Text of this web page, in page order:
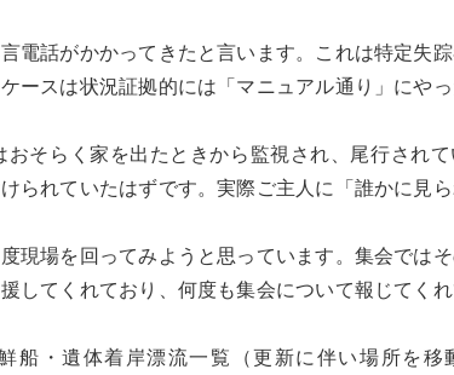
電話がかかってきたと言います。これは特定失
ースは状況証拠的には「マニュアル通り」にや
そらく家を出たときから監視され、尾行されて
られていたはずです。実際ご主人に「誰かに見
現場を回ってみようと思っています。集会では
してくれており、何度も集会について報じてく
体着岸漂流一覧（更新に伴い場所を移動